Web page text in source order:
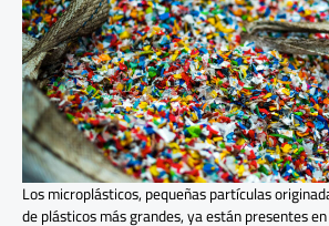
amenaza
invisible
de
los
microplásticos
Los microplásticos, pequeñas partículas
de plásticos más grandes, ya están presentes